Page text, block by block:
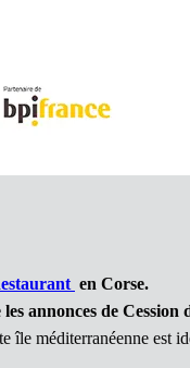
en Corse.
annonces de Cession
île méditerranéenne est